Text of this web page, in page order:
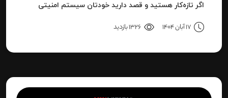
اگر تازه‌کار هستید و قصد دارید خودتان سیستم امنیتی
دقیق‌تری را بدانید، این مقاله برای شما نوشته شده است.
17 آبان 1404 1326 بازدید